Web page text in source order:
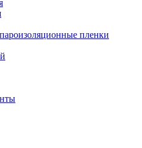
пленки